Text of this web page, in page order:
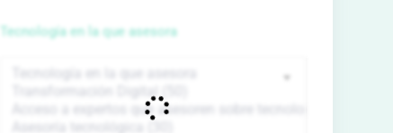
Tecnología en la que asesora